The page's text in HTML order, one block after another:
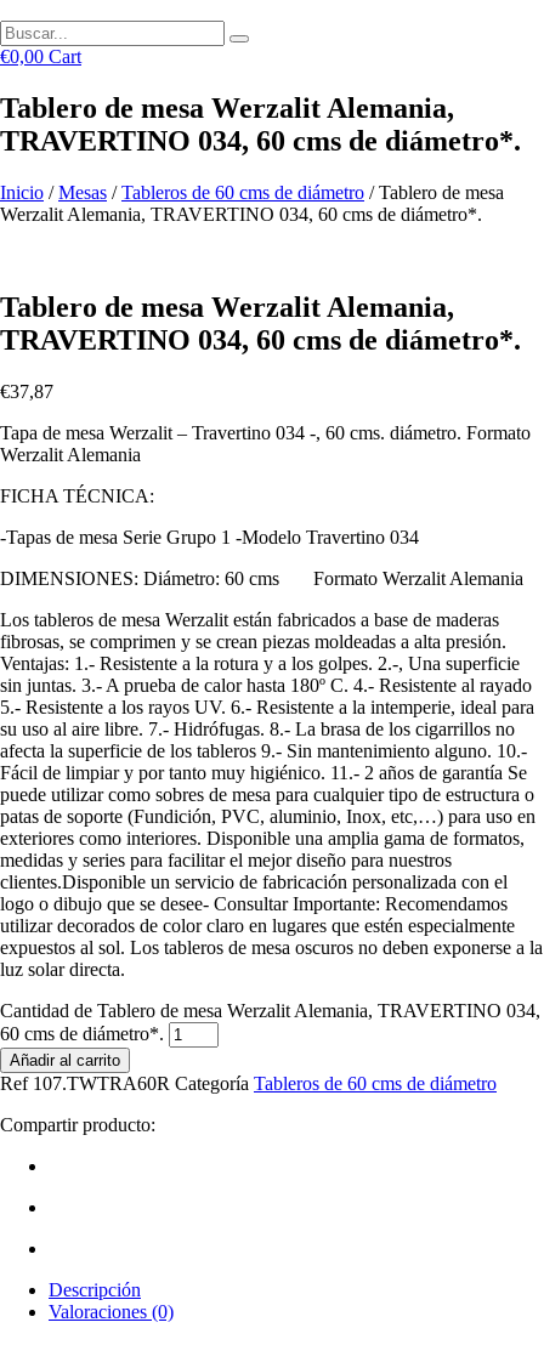
€0,00 Cart
Tablero de mesa Werzalit Alemania,
TRAVERTINO 034, 60 cms de diámetro*.
Inicio /Mesas /Tableros de 60 cms de diámetro / Tablero de mesa
Werzalit Alemania, TRAVERTINO 034, 60 cms de diámetro*.
Tablero de mesa Werzalit Alemania,
TRAVERTINO 034, 60 cms de diámetro*.
€37,87
Tapa de mesa Werzalit – Travertino 034 -, 60 cms. diámetro. Formato
Werzalit Alemania
FICHA TÉCNICA:
-Tapas de mesa Serie Grupo 1 -Modelo Travertino 034
DIMENSIONES: Diámetro: 60 cms Formato Werzalit Alemania
Los tableros de mesa Werzalit están fabricados a base de maderas
fibrosas, se comprimen y se crean piezas moldeadas a alta presión.
Ventajas: 1.- Resistente a la rotura y a los golpes. 2.-, Una superficie
sin juntas. 3.- A prueba de calor hasta 180º C. 4.- Resistente al rayado
5.- Resistente a los rayos UV. 6.- Resistente a la intemperie, ideal para
su uso al aire libre. 7.- Hidrófugas. 8.- La brasa de los cigarrillos no
afecta la superficie de los tableros 9.- Sin mantenimiento alguno. 10.-
Fácil de limpiar y por tanto muy higiénico. 11.- 2 años de garantía Se
puede utilizar como sobres de mesa para cualquier tipo de estructura o
patas de soporte (Fundición, PVC, aluminio, Inox, etc,…) para uso en
exteriores como interiores. Disponible una amplia gama de formatos,
medidas y series para facilitar el mejor diseño para nuestros
clientes.Disponible un servicio de fabricación personalizada con el
logo o dibujo que se desee- Consultar Importante: Recomendamos
utilizar decorados de color claro en lugares que estén especialmente
expuestos al sol. Los tableros de mesa oscuros no deben exponerse a la
luz solar directa.
Cantidad de Tablero de mesa Werzalit Alemania, TRAVERTINO 034,
60 cms de diámetro*.
Añadir al carrito
Ref 107.TWTRA60R Categoría Tableros de 60 cms de diámetro
Compartir producto:
Descripción
Valoraciones (0)